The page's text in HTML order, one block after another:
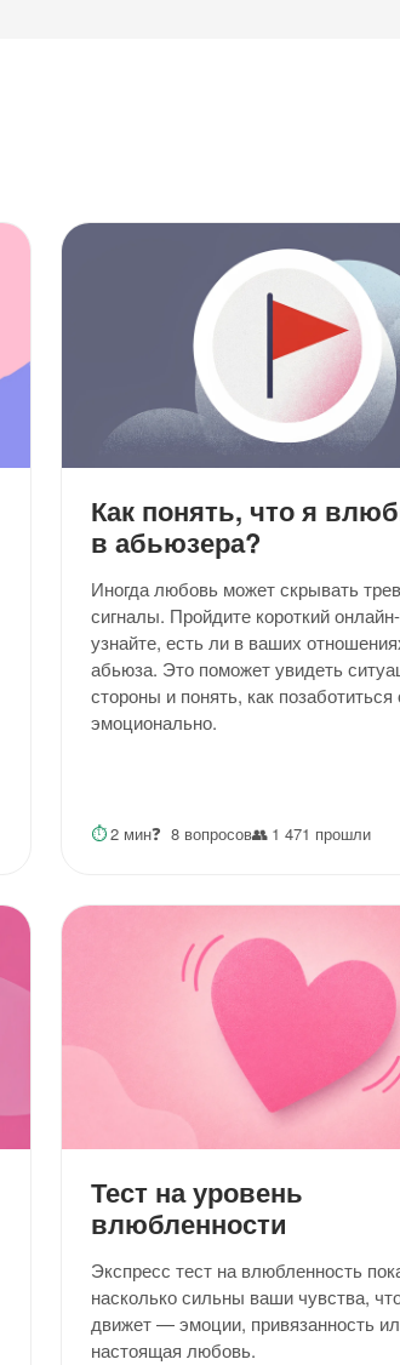
Как понять, что я
в абьюзера?
Иногда любовь может скрывать
сигналы. Пройдите короткий
узнайте, есть ли в ваших
абьюза. Это поможет увидеть
стороны и понять, как позаботиться
эмоционально.
⏱2 мин❓ 8 вопросов👥 1 471 прошли
Тест на уровень
влюбленности
Экспресс тест на влюбленность
насколько сильны ваши чувства,
движет — эмоции, привязанность
настоящая любовь.